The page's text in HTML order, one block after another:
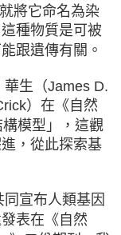
將它命名為染
種物質是可被
跟遺傳有關。
生（James D.
）在《自然
構模型」，這觀
，從此探索基
宣布人類基因
表在《自然